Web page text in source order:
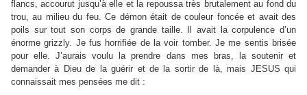
flancs, accourut jusqu’à elle et la repoussa très brutalement au fond du
trou, au milieu du feu. Ce démon était de couleur foncée et avait des
poils sur tout son corps de grande taille. Il avait la corpulence d’un
énorme grizzly. Je fus horrifiée de la voir tomber. Je me sentis brisée
pour elle. J’aurais voulu la prendre dans mes bras, la soutenir et
demander à Dieu de la guérir et de la sortir de là, mais JESUS qui
connaissait mes pensées me dit :